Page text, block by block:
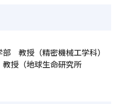
教授（精密機械工学科）
授（地球生命研究所